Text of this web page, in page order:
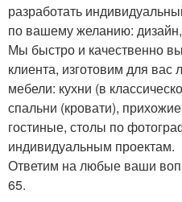
разработать
по вашему желанию:
Мы быстро и качественно
клиента, изготовим для
мебели: кухни (в
спальни (кровати),
гостиные, столы по
индивидуальным проектам.
Ответим на любые ваши
65.